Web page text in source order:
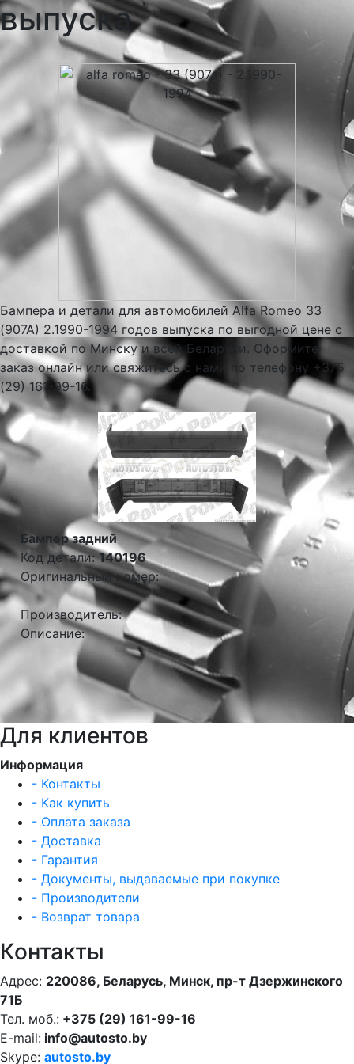
выпуска
Бампера и детали для автомобилей Alfa Romeo 33
(907A) 2.1990-1994 годов выпуска по выгодной цене с
доставкой по Минску и всей Беларуси. Оформите
заказ онлайн или свяжитесь с нами по телефону +375
(29) 161-99-16.
Бампер задний
Код детали:140196
Оригинальный номер:
Производитель:
Описание:
Для клиентов
Информация
- Контакты
- Как купить
- Оплата заказа
- Доставка
- Гарантия
- Документы, выдаваемые при покупке
- Производители
- Возврат товара
Контакты
Адрес: 220086, Беларусь, Минск, пр-т Дзержинского
71Б
Тел. моб.: +375 (29) 161-99-16
E-mail: info@autosto.by
Skype: autosto.by